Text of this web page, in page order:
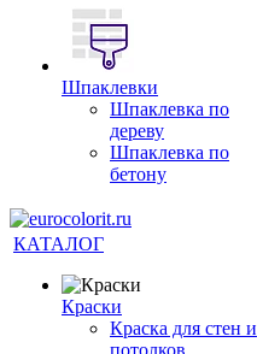
Шпаклевки
Шпаклевка по
дереву
Шпаклевка по
бетону
КАТАЛОГ
Краски
Краска для стен и
потолков